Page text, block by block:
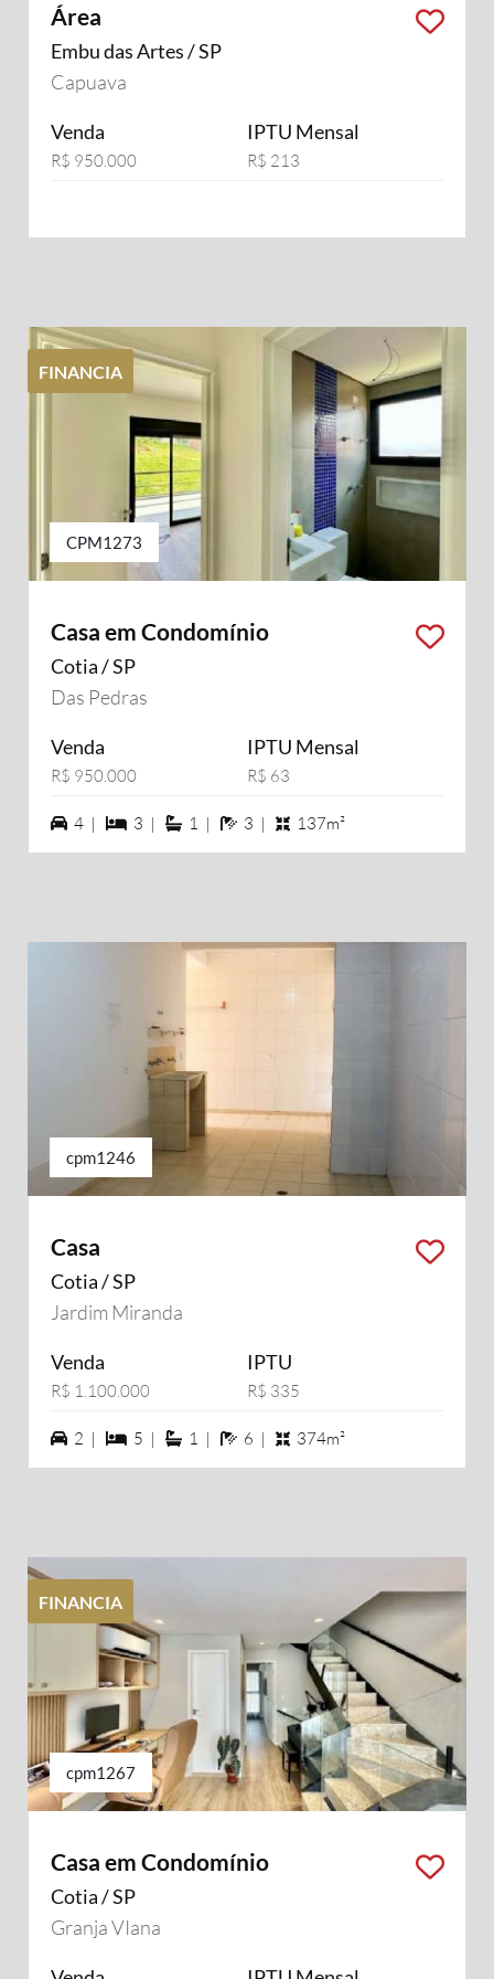
Área
Embu das Artes / SP
Capuava
Venda
R$ 950.000
IPTU Mensal
R$ 213
FINANCIA
CPM1273
Casa em Condomínio
Cotia / SP
Das Pedras
Venda
R$ 950.000
IPTU Mensal
R$ 63
4 vagas na garagem
4 | 3 dormiórios
3 | 1 suítes
1 | 3 banheiros
3 | 137m²
cpm1246
Casa
Cotia / SP
Jardim Miranda
Venda
R$ 1.100.000
IPTU
R$ 335
2 vagas na garagem
2 | 5 dormiórios
5 | 1 suítes
1 | 6 banheiros
6 | 374m²
FINANCIA
cpm1267
Casa em Condomínio
Cotia / SP
Granja VIana